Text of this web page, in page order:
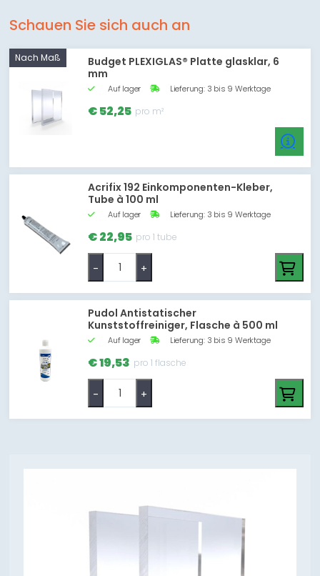
Schauen Sie sich auch an
Nach Maß
Budget PLEXIGLAS® Platte glasklar, 6
mm
Auf lager Lieferung: 3 bis 9 Werktage
€ 52,25 pro m²
Acrifix 192 Einkomponenten-Kleber,
Tube à 100 ml
Auf lager Lieferung: 3 bis 9 Werktage
€ 22,95 pro 1 tube
- +
Pudol Antistatischer
Kunststoffreiniger, Flasche à 500 ml
Auf lager Lieferung: 3 bis 9 Werktage
€ 19,53 pro 1 flasche
- +